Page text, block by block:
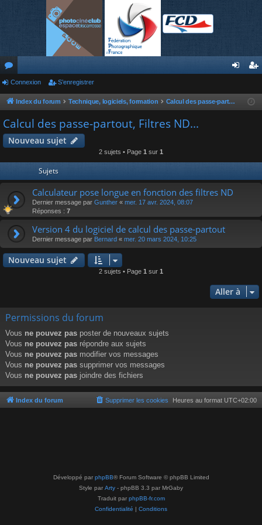
or
u
m
s
nr
Connexion S’enregistrer
Index du forum Technique, logiciels, formation Calcul des passe-partout, Filtres ND...
Calcul des passe-partout, Filtres ND...
Nouveau sujet
2 sujets • Page 1 sur 1
Sujets
Calculateur pose longue en fonction des filtres ND
Dernier message par Gunther « mer. 17 avr. 2024, 08:07
Réponses : 7
Version 4 du logiciel de calcul des passe-partout
Dernier message par Bernard « mer. 20 mars 2024, 10:25
Nouveau sujet
2 sujets • Page 1 sur 1
Aller à
Permissions du forum
Vous ne pouvez pas poster de nouveaux sujets
Vous ne pouvez pas répondre aux sujets
Vous ne pouvez pas modifier vos messages
Vous ne pouvez pas supprimer vos messages
Vous ne pouvez pas joindre des fichiers
Index du forum Heures au format UTC+02:00
Supprimer les cookies
Développé par phpBB® Forum Software © phpBB Limited
Style par Arty - phpBB 3.3 par MrGaby
Traduit par phpBB-fr.com
Confidentialité | Conditions